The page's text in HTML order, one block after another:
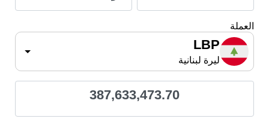
العملة
LBP
ليرة لبنانية
387,633,473.70